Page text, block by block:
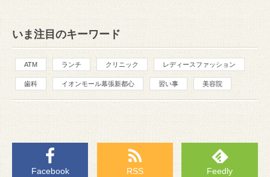
いま注目のキーワード
ATM ランチ クリニック レディースファッション
歯科 イオンモール幕張新都心 習い事 美容院
Facebook RSS Feedly